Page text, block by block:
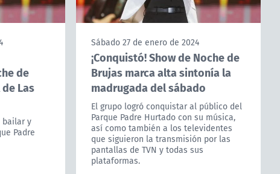
de
Las
bailar y
Padre
Sábado 27 de enero de 2024
¡Conquistó! Show de Noche de
Brujas marca alta sintonía la
madrugada del sábado
El grupo logró conquistar al público del
Parque Padre Hurtado con su música,
así como también a los televidentes
que siguieron la transmisión por las
pantallas de TVN y todas sus
plataformas.